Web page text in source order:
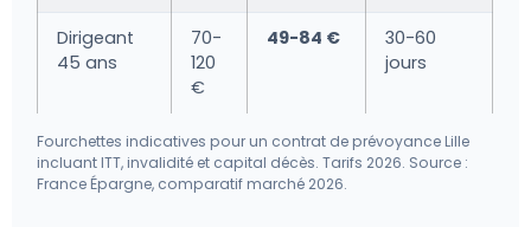
Dirigeant
45 ans
70-
120
€
49-84 €
30-60
jours
Fourchettes indicatives pour un contrat de prévoyance Lille
incluant ITT, invalidité et capital décès. Tarifs 2026. Source :
France Épargne, comparatif marché 2026.